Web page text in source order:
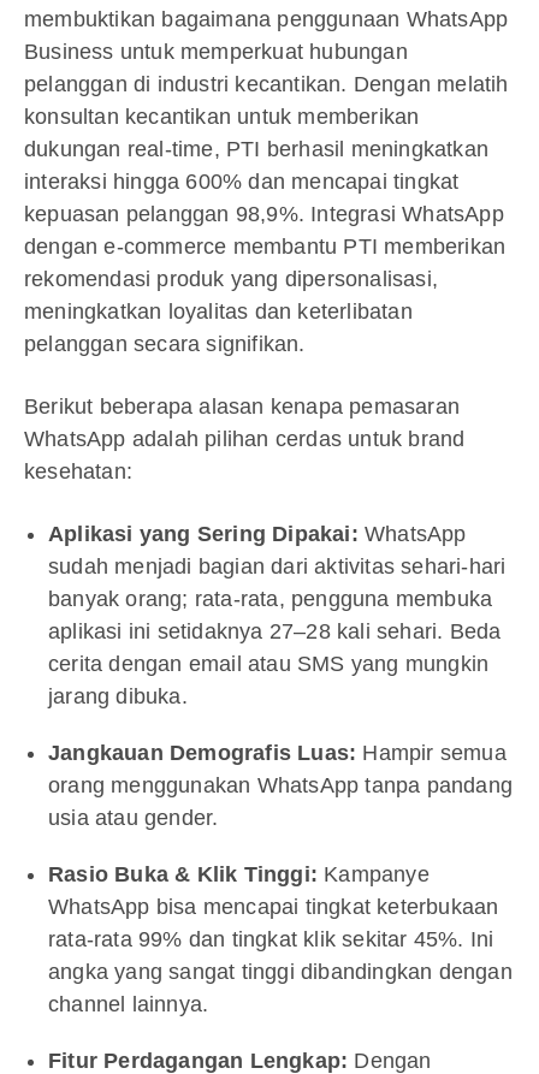
membuktikan bagaimana penggunaan WhatsApp
Business untuk memperkuat hubungan
pelanggan di industri kecantikan. Dengan melatih
konsultan kecantikan untuk memberikan
dukungan real-time, PTI berhasil meningkatkan
interaksi hingga 600% dan mencapai tingkat
kepuasan pelanggan 98,9%. Integrasi WhatsApp
dengan e-commerce membantu PTI memberikan
rekomendasi produk yang dipersonalisasi,
meningkatkan loyalitas dan keterlibatan
pelanggan secara signifikan.
Berikut beberapa alasan kenapa pemasaran
WhatsApp adalah pilihan cerdas untuk brand
kesehatan:
Aplikasi yang Sering Dipakai: WhatsApp
sudah menjadi bagian dari aktivitas sehari-hari
banyak orang; rata-rata, pengguna membuka
aplikasi ini setidaknya 27–28 kali sehari. Beda
cerita dengan email atau SMS yang mungkin
jarang dibuka.
Jangkauan Demografis Luas: Hampir semua
orang menggunakan WhatsApp tanpa pandang
usia atau gender.
Rasio Buka & Klik Tinggi: Kampanye
WhatsApp bisa mencapai tingkat keterbukaan
rata-rata 99% dan tingkat klik sekitar 45%. Ini
angka yang sangat tinggi dibandingkan dengan
channel lainnya.
Fitur Perdagangan Lengkap: Dengan